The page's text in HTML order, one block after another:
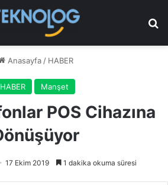
Anasayfa / HABER
HABER Manşet
POS Cihazına
17 Ekim 2019 1 dakika okuma süresi